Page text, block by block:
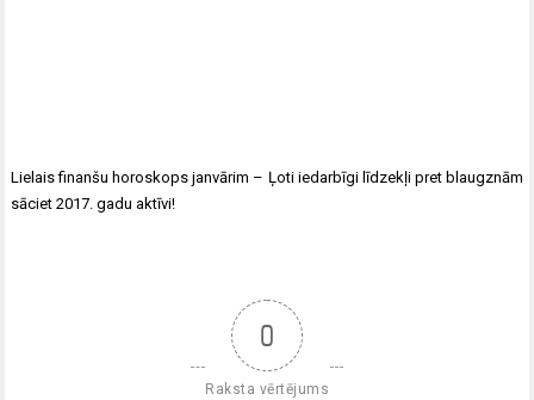
Lielais finanšu horoskops janvārim –
sāciet 2017. gadu aktīvi!
Ļoti iedarbīgi līdzekļi pret blaugznām
0
Raksta vērtējums